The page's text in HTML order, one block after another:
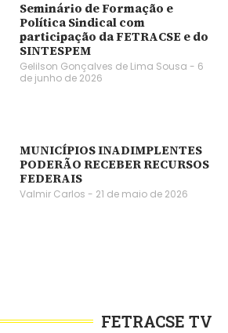
Seminário de Formação e
Política Sindical com
participação da FETRACSE e do
SINTESPEM
Gelilson Gonçalves de Lima Sousa
6
de junho de 2026
MUNICÍPIOS INADIMPLENTES
PODERÃO RECEBER RECURSOS
FEDERAIS
Valmir Carlos 21 de maio de 2026
FETRACSE TV